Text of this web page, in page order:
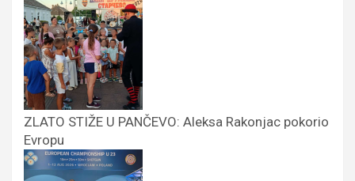
ZLATO STIŽE U PANČEVO: Aleksa Rakonjac pokorio
Evropu